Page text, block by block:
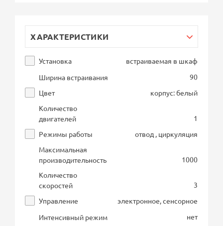
ХАРАКТЕРИСТИКИ
Установка
встраиваемая в шкаф
Ширина встраивания
90
Цвет
корпус: белый
Количество
двигателей
1
Режимы работы
отвод , циркуляция
Максимальная
производительность
1000
Количество
скоростей
3
Управление
электронное, сенсорное
Интенсивный режим
нет